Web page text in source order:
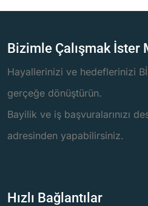
Bizimle Çalışmak İster
Hayallerinizi ve hedeflerinizi
gerçeğe dönüştürün.
Bayilik ve iş başvuralarınızı
adresinden yapabilirsiniz.
Hızlı Bağlantılar